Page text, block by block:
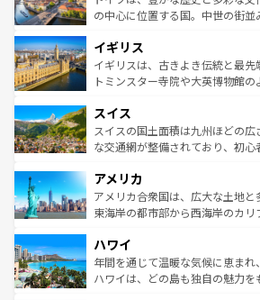
性で訪れる
から魅了する。また、フランス
いる。シャンパンの発祥地である
香り高いラベンダー畑など、多彩
らに、パリ以外の地域にも魅力
れる地方に足を運ぶとそれぞれで
きるだろう。 なお、新着の
を参照してほしい。
の中心に位置する国。中世の街並
顔を持つこの国は、どこを歩いて
ルリンの文化的活気、バイエルン
してライン川沿いのワイン畑と
は、お酒好きな人にはぜひ体験してほしい。
ドイツ情報はコンテンツ一覧を参
イギリス
イギリスは、古きよき伝統と最先
トミンスター寺院や大英博物館
リアごとに異なる魅力がある。ま
ティー、ビール好きにはたまら
戦など、本場だからこそできる体
ンツ一覧を参照してほしい。
スイス
スイスの国土面積は九州ほどの
な交通網が整備されており、初心
の建物がそのまま残る町や、スイ
博物館もあり、アルプス観光だけ
ことができる。国民の所得が高い
ば市内交通費無料で観光を楽しむことも
着のスイス情報はコンテンツ一覧
アメリカ
アメリカ合衆国は、広大な土地と
東海岸の都市部から西海岸のカリ
のような巨大都市は、観光、ショ
ンメントが詰まった刺激的なスポ
西部には大自然が広がり、グラ
ハワイ
年間を通じて温暖な気候に恵まれ
ハワイは、どの島も独自の魅力を